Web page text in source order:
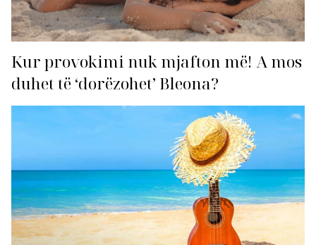
Kur provokimi nuk mjafton më! A mos
duhet të ‘dorëzohet’ Bleona?